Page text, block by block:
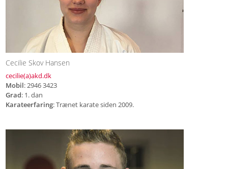
Cecilie Skov Hansen
cecilie(a)akd.dk
Mobil: 2946 3423
Grad: 1. dan
Karateerfaring: Trænet karate siden 2009.